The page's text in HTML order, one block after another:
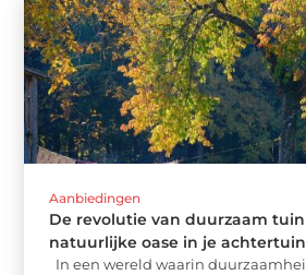
Aanbiedingen
De revolutie van duurzaam
natuurlijke oase in je achtertuin
In een wereld waarin